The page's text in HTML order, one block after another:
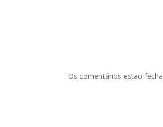
Os comentários estão